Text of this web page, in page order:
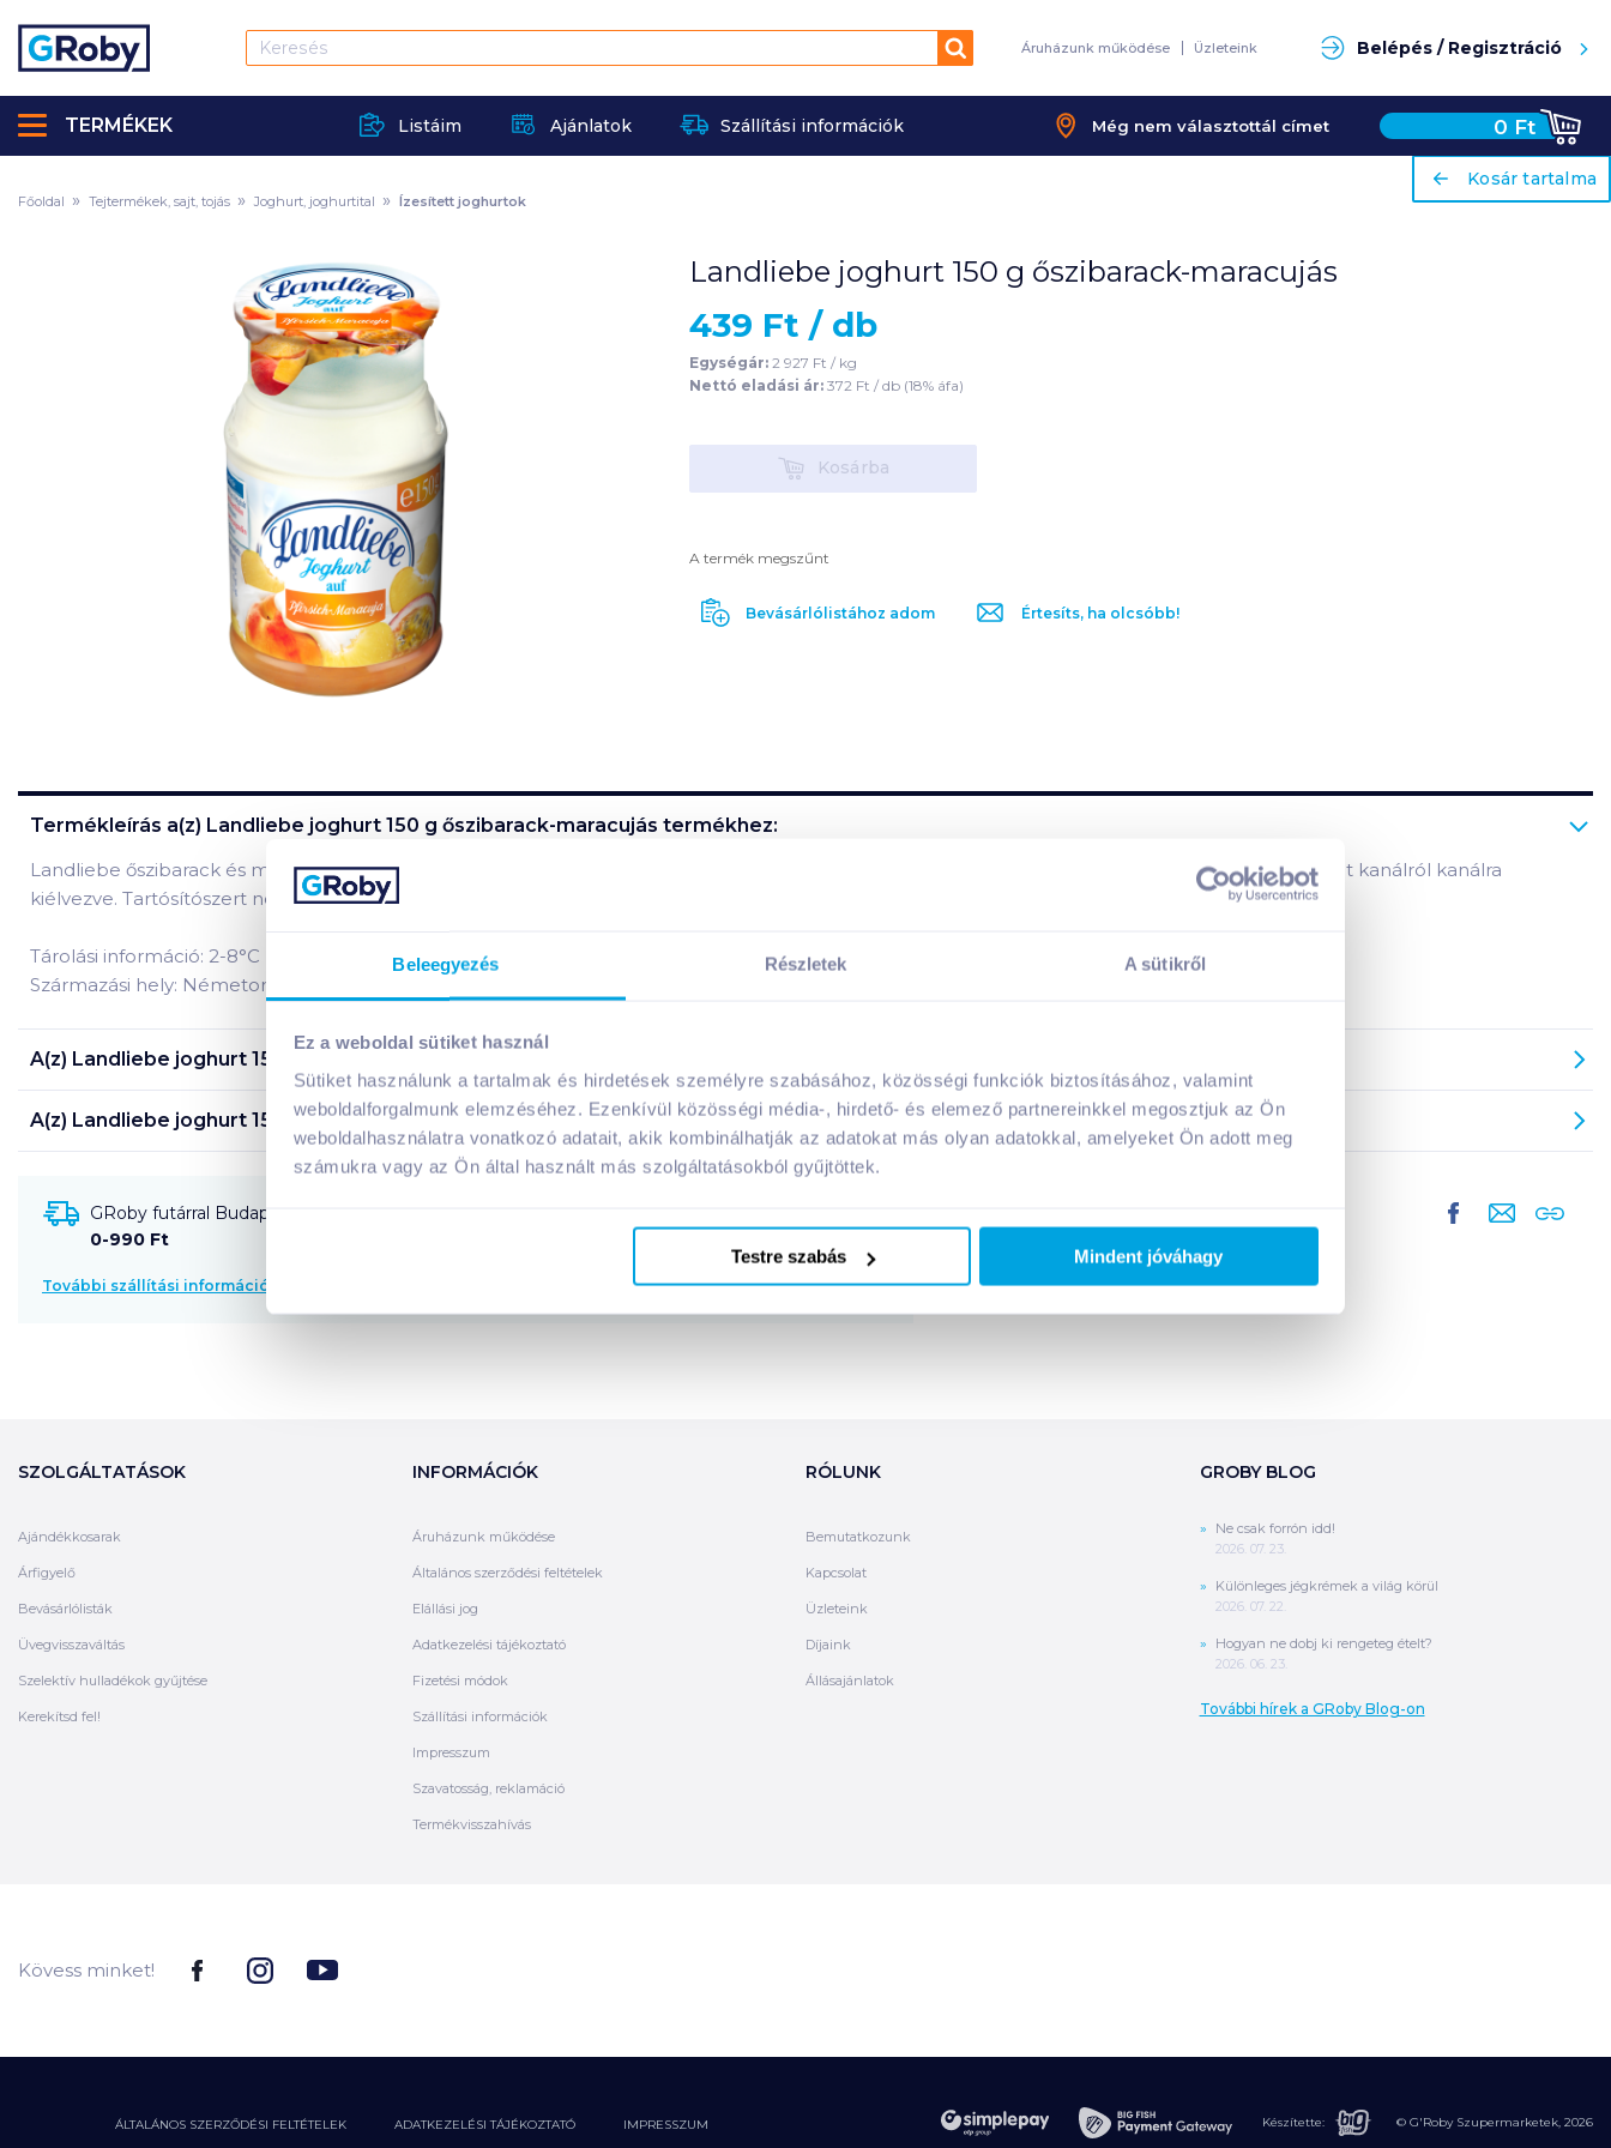
Beleegyezés Részletek A sütikről
Ez a weboldal sütiket használ
Sütiket használunk a tartalmak és hirdetések személyre szabásához, közösségi funkciók biztosításához, valamint
weboldalforgalmunk elemzéséhez. Ezenkívül közösségi média-, hirdető- és elemező partnereinkkel megosztjuk az Ön
weboldalhasználatra vonatkozó adatait, akik kombinálhatják az adatokat más olyan adatokkal, amelyeket Ön adott meg
számukra vagy az Ön által használt más szolgáltatásokból gyűjtöttek.
Testre szabás Mindent jóváhagy
Keresés Áruházunk működése Üzleteink Belépés / Regisztráció
Listáim Ajánlatok Szállítási információk Még nem választottál címet 0 Ft
TERMÉKEK
ariaLabel
Kosár tartalma
MEGRENDELÉS
Főoldal Tejtermékek, sajt, tojás Joghurt, joghurtital Ízesített joghurtok
Landliebe joghurt 150 g őszibarack-maracujás
439 Ft / db
Egységár: 2 927 Ft / kg
Nettó eladási ár: 372 Ft / db (18% áfa)
KosárbaKosárba
A termék megszűnt
Bevásárlólistához adom Értesíts, ha olcsóbb!
Termékleírás a(z) Landliebe joghurt 150 g őszibarack-maracujás termékhez:
Landliebe őszibarack és maracuja ízesítésű élőflórás joghurt. Fogyasztható tetszés szerint összekeverve, vagy a joghurt és gyümölcs kombinációját kanálról kanálra
kiélvezve. Tartósítószert nem tartalmaz.
Tárolási információ: 2-8°C között tárolandó!
Származási hely: Németország
A(z) Landliebe joghurt 150 g őszibarack-maracujás
A(z) Landliebe joghurt 150 g őszibarack-maracujástermék tápanyagai:
GRoby futárral Budapestre és környékére szállítható
0-990 Ft
További szállítási információk
SZOLGÁLTATÁSOK
Ajándékkosarak
Árfigyelő
Bevásárlólisták
Üvegvisszaváltás
Szelektív hulladékok gyűjtése
Kerekítsd fel!
INFORMÁCIÓK
Áruházunk működése
Általános szerződési feltételek
Elállási jog
Adatkezelési tájékoztató
Fizetési módok
Szállítási információk
Impresszum
Szavatosság, reklamáció
Termékvisszahívás
RÓLUNK
Bemutatkozunk
Kapcsolat
Üzleteink
Díjaink
Állásajánlatok
GROBY BLOG
Ne csak forrón idd!
2026. 07. 23.
Különleges jégkrémek a világ körül
2026. 07. 22.
Hogyan ne dobj ki rengeteg ételt?
2026. 06. 23.
További hírek a GRoby Blog-on
Kövess minket!
ÁLTALÁNOS SZERZŐDÉSI FELTÉTELEK ADATKEZELÉSI TÁJÉKOZTATÓ IMPRESSZUM Készítette: © G'Roby Szupermarketek, 2026